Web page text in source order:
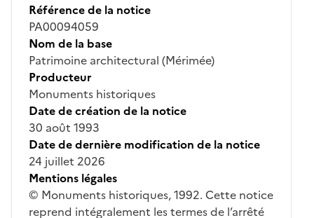
Référence de la notice
PA00094059
Nom de la base
Patrimoine architectural (Mérimée)
Producteur
Monuments historiques
Date de création de la notice
30 août 1993
Date de dernière modification de la notice
24 juillet 2026
Mentions légales
© Monuments historiques, 1992. Cette notice
reprend intégralement les termes de l’arrêté